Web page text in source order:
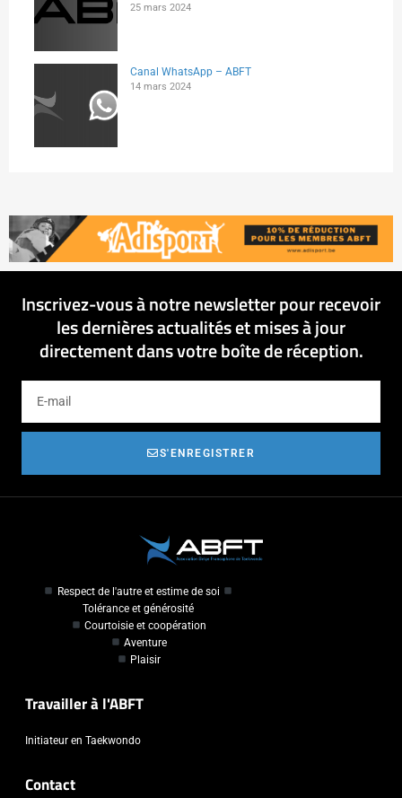
25 mars 2024
Canal WhatsApp – ABFT
14 mars 2024
Inscrivez-vous à notre newsletter pour recevoir
les dernières actualités et mises à jour
directement dans votre boîte de réception.
S'ENREGISTRER
Respect de l'autre et estime de soi
Tolérance et générosité
Courtoisie et coopération
Aventure
Plaisir
Travailler à l'ABFT
Initiateur en Taekwondo
Contact